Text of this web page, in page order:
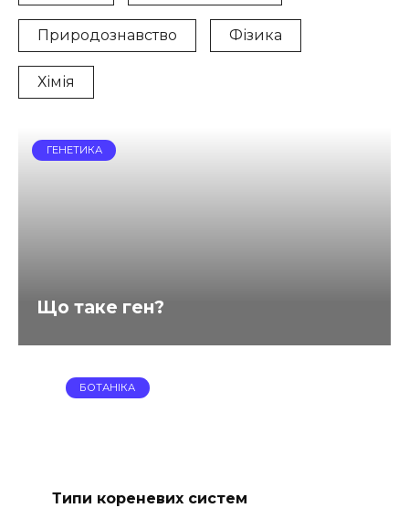
Природознавство Фізика
Хімія
ГЕНЕТИКА
Що таке ген?
БОТАНІКА
Типи кореневих систем